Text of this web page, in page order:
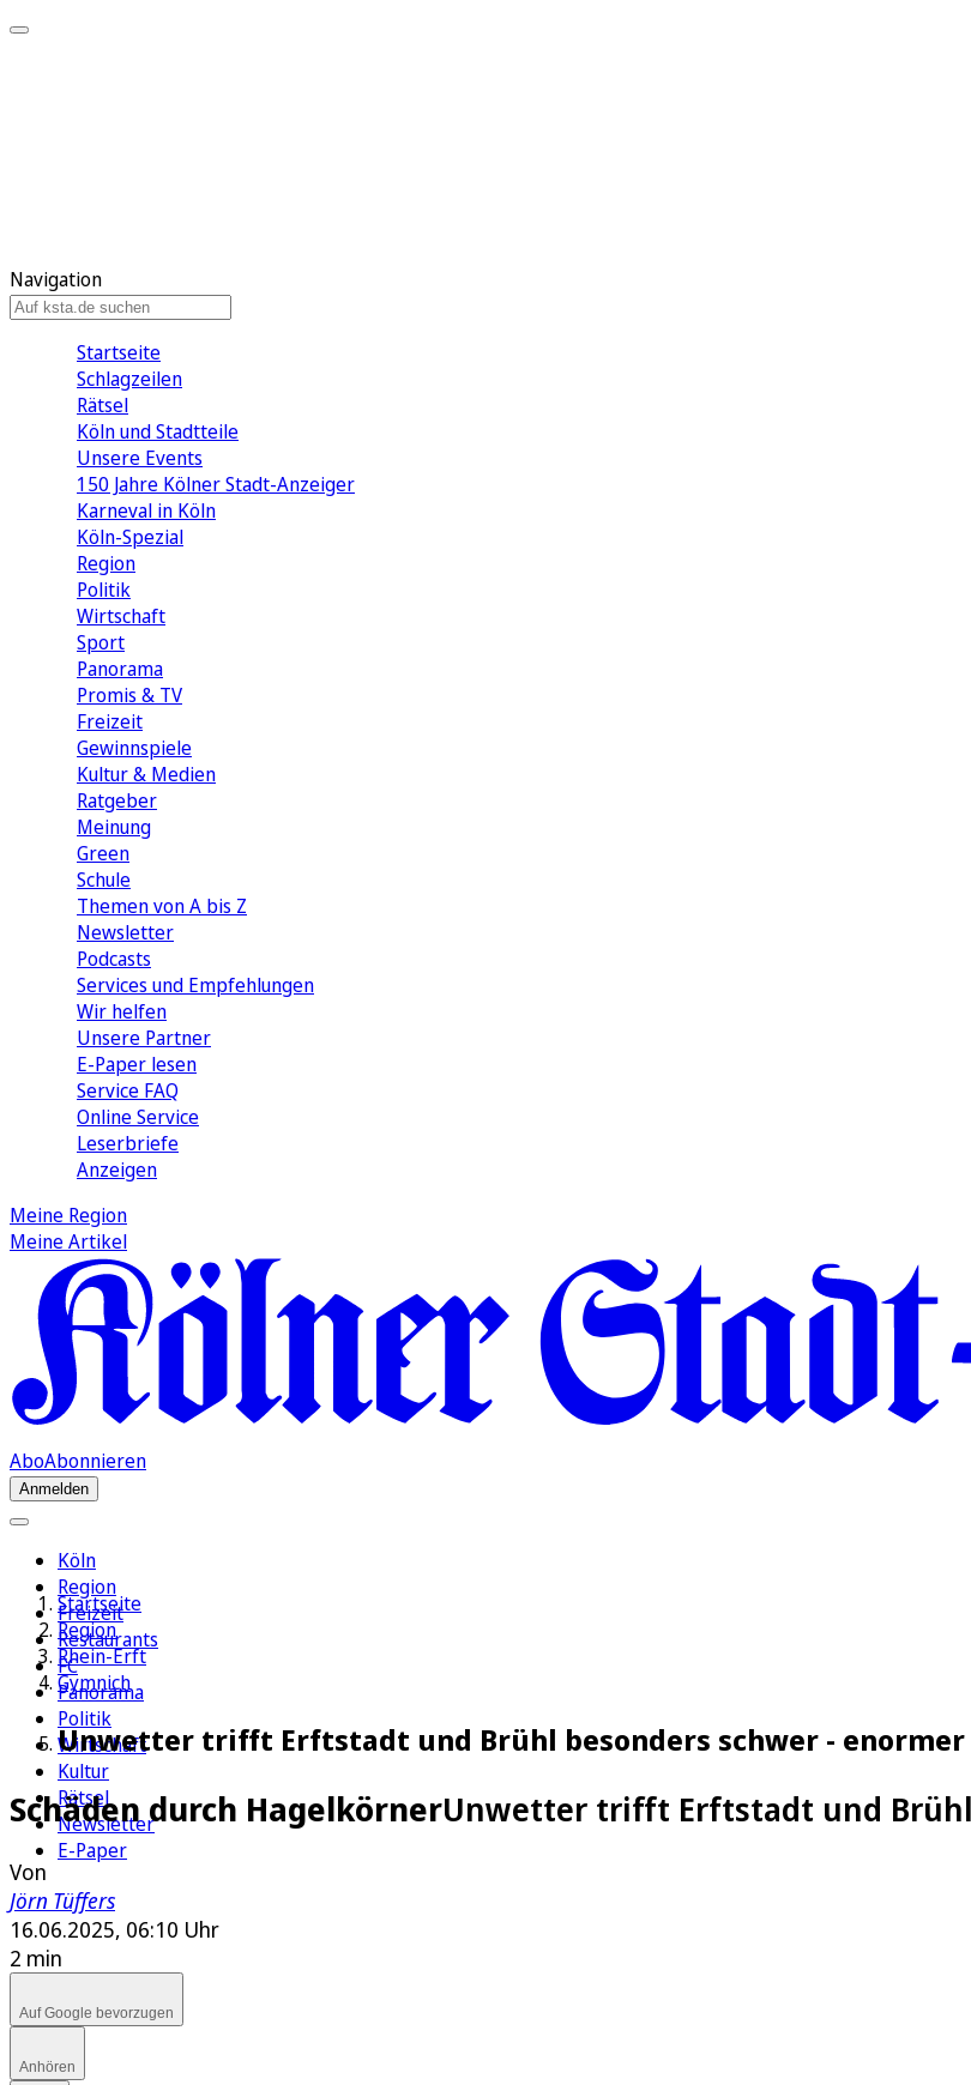
Navigation
Startseite
Schlagzeilen
Rätsel
Köln und Stadtteile
Unsere Events
150 Jahre Kölner Stadt-Anzeiger
Karneval in Köln
Köln-Spezial
Region
Politik
Wirtschaft
Sport
Panorama
Promis & TV
Freizeit
Gewinnspiele
Kultur & Medien
Ratgeber
Meinung
Green
Schule
Themen von A bis Z
Newsletter
Podcasts
Services und Empfehlungen
Wir helfen
Unsere Partner
E-Paper lesen
Service FAQ
Online Service
Leserbriefe
Anzeigen
Meine Region
Meine Artikel
AboAbonnieren
Anmelden
Köln
Region
Freizeit
Restaurants
FC
Panorama
Politik
Wirtschaft
Kultur
Rätsel
Newsletter
E-Paper
Startseite
Region
Rhein-Erft
Gymnich
Unwetter trifft Erftstadt und Brühl besonders schwer - enormer
Schäden durch HagelkörnerUnwetter trifft Erftstadt und
Von
Jörn Tüffers
16.06.2025, 06:10 Uhr
2 min
Auf Google bevorzugen
Anhören